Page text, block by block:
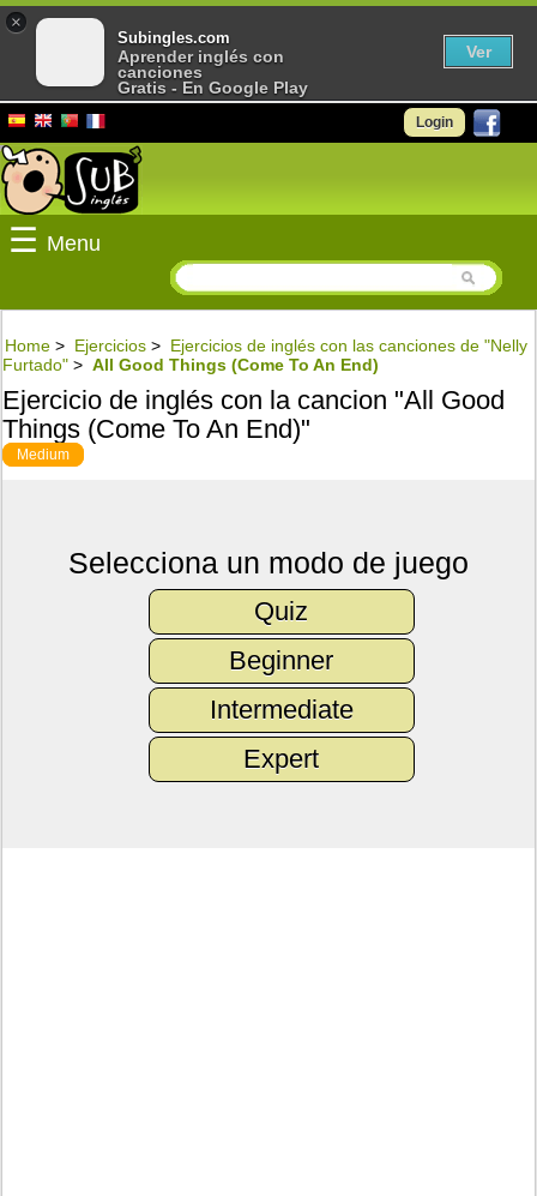
Login
☰ Menu
Home > Ejercicios > Ejercicios de inglés con las canciones de "Nelly
Furtado" > All Good Things (Come To An End)
Ejercicio de inglés con la cancion "All Good
Things (Come To An End)"
Medium
Selecciona un modo de juego
Quiz
Beginner
Intermediate
Expert
×
Subingles.com
Aprender inglés con
canciones
Gratis - En Google Play
Ver